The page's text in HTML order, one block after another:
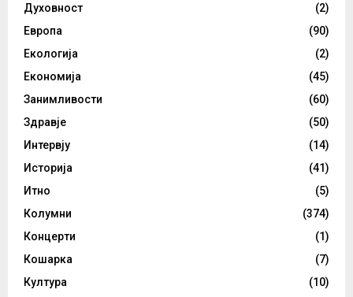
Духовност
(2)
Европа
(90)
Екологија
(2)
Економија
(45)
Занимливости
(60)
Здравје
(50)
Интервју
(14)
Историја
(41)
Итно
(5)
Колумни
(374)
Концерти
(1)
Кошарка
(7)
Култура
(10)